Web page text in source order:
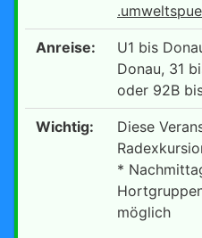
Anreise:
U1 bis
Donau, 31
oder 92B
Wichtig:
Diese
*
möglich